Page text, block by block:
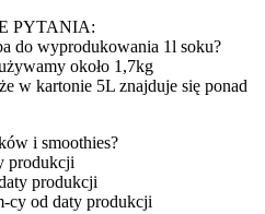
PYTANIA:
do wyprodukowania 1l soku?
około 1,7kg
w kartonie 5L znajduje się ponad
i smoothies?
produkcji
produkcji
cy od daty produkcji